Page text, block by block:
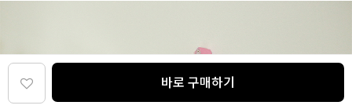
바로 구매하기